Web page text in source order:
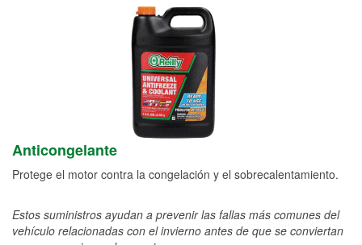
Anticongelante
Protege el motor contra la congelación y el sobrecalentamiento.
Estos suministros ayudan a prevenir las fallas más comunes del
vehículo relacionadas con el invierno antes de que se conviertan